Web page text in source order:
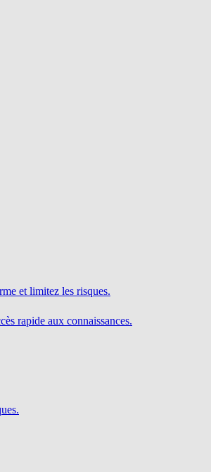
et limitez les risques.
rapide aux connaissances.